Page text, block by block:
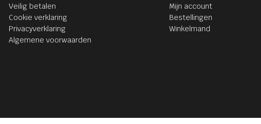
Veilig betalen
Cookie verklaring
Privacyverklaring
Algemene voorwaarden
Mijn account
Bestellingen
Winkelmand